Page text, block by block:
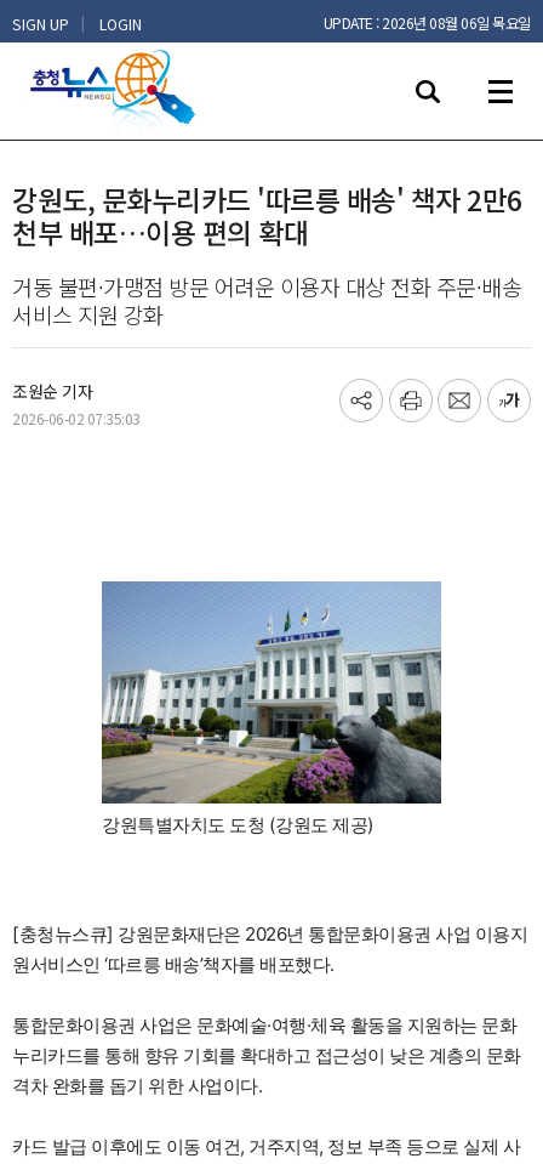
SIGN UP | LOGIN UPDATE : 2026년 08월 06일 목요일
강원도, 문화누리카드 '따르릉 배송' 책자 2만6
천부 배포…이용 편의 확대
거동 불편·가맹점 방문 어려운 이용자 대상 전화 주문·배송
서비스 지원 강화
조원순 기자
2026-06-02 07:35:03
기
프
메
글
강원특별자치도 도청 (강원도 제공)
[충청뉴스큐] 강원문화재단은 2026년 통합문화이용권 사업 이용지
원서비스인 ‘따르릉 배송’책자를 배포했다.
통합문화이용권 사업은 문화예술·여행·체육 활동을 지원하는 문화
누리카드를 통해 향유 기회를 확대하고 접근성이 낮은 계층의 문화
격차 완화를 돕기 위한 사업이다.
카드 발급 이후에도 이동 여건, 거주지역, 정보 부족 등으로 실제 사